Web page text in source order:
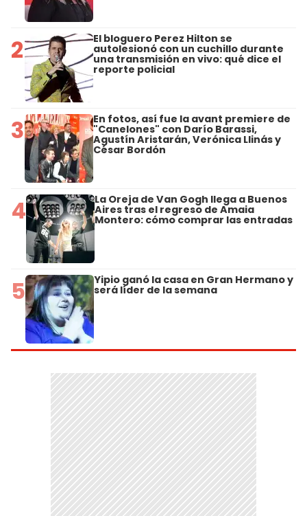
2 El bloguero Perez Hilton se
autolesionó con un cuchillo durante
una transmisión en vivo: qué dice el
reporte policial
3 En fotos, así fue la avant premiere de
"Canelones" con Darío Barassi,
Agustín Aristarán, Verónica Llinás y
César Bordón
4 La Oreja de Van Gogh llega a Buenos
Aires tras el regreso de Amaia
Montero: cómo comprar las entradas
5 Yipio ganó la casa en Gran Hermano y
será líder de la semana